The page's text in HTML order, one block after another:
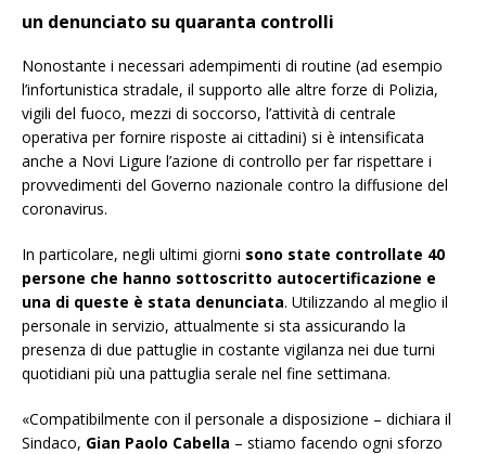
un denunciato su quaranta controlli
Nonostante i necessari adempimenti di routine (ad esempio
l’infortunistica stradale, il supporto alle altre forze di Polizia,
vigili del fuoco, mezzi di soccorso, l’attività di centrale
operativa per fornire risposte ai cittadini) si è intensificata
anche a Novi Ligure l’azione di controllo per far rispettare i
provvedimenti del Governo nazionale contro la diffusione del
coronavirus.
In particolare, negli ultimi giorni sono state controllate 40
persone che hanno sottoscritto autocertificazione e
una di queste è stata denunciata. Utilizzando al meglio il
personale in servizio, attualmente si sta assicurando la
presenza di due pattuglie in costante vigilanza nei due turni
quotidiani più una pattuglia serale nel fine settimana.
«Compatibilmente con il personale a disposizione – dichiara il
Sindaco, Gian Paolo Cabella – stiamo facendo ogni sforzo